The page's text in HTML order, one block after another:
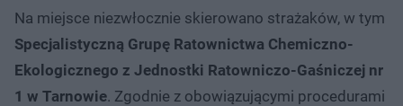
Na miejsce niezwłocznie skierowano strażaków, w tym
Specjalistyczną Grupę Ratownictwa Chemiczno-
Ekologicznego z Jednostki Ratowniczo-Gaśniczej nr
1 w Tarnowie. Zgodnie z obowiązującymi procedurami